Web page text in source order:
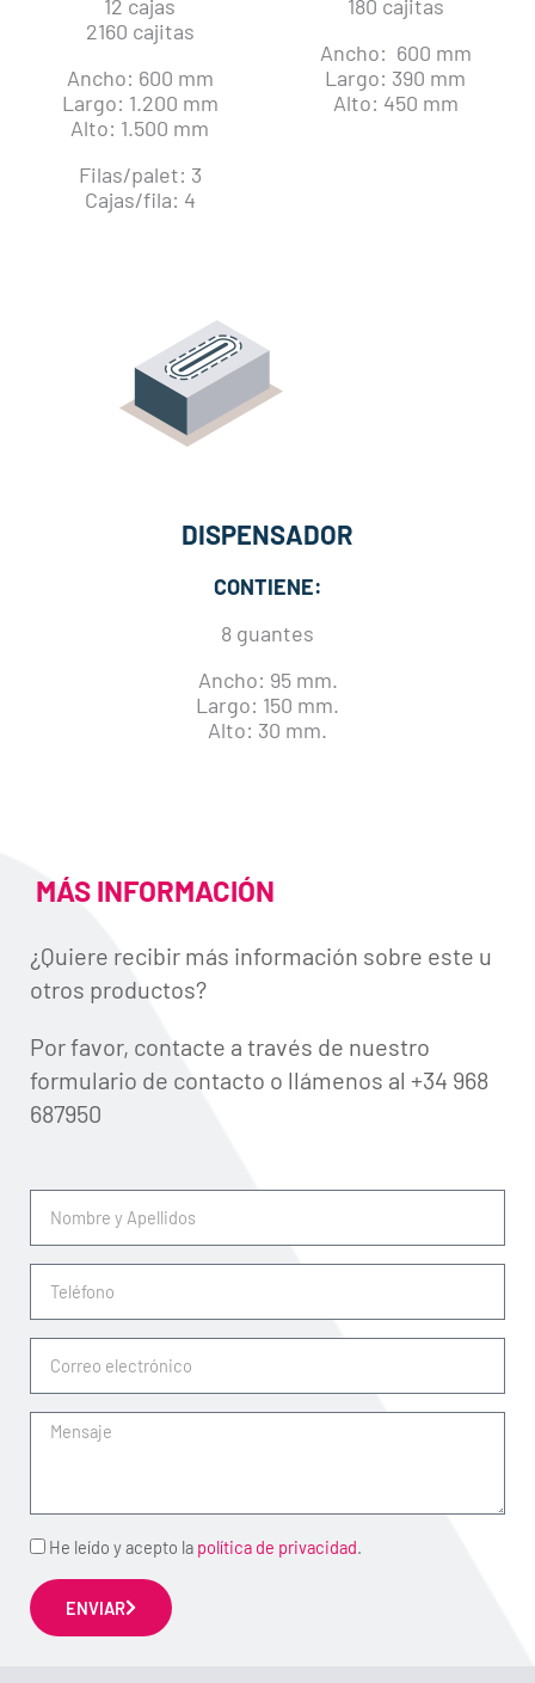
12 cajas
2160 cajitas
Ancho: 600 mm
Largo: 1.200 mm
Alto: 1.500 mm
Filas/palet: 3
Cajas/fila: 4
180 cajitas
Ancho: 600 mm
Largo: 390 mm
Alto: 450 mm
DISPENSADOR
CONTIENE:
8 guantes
Ancho: 95 mm.
Largo: 150 mm.
Alto: 30 mm.
MÁS INFORMACIÓN
¿Quiere recibir más información sobre este u
otros productos?
Por favor, contacte a través de nuestro
formulario de contacto o llámenos al +34 968
687950
Apellidos
electrónico
Mensaje
Acepto
He leído y acepto la política de privacidad
ENVIAR